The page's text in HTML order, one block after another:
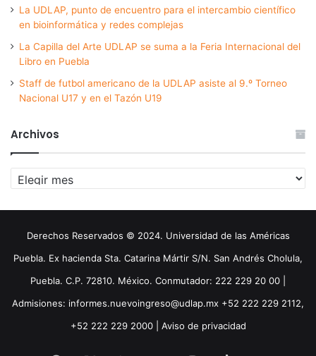
La UDLAP, punto de encuentro para el intercambio científico
en bioinformática y redes complejas
La Capilla del Arte UDLAP se suma a la Feria Internacional del
Libro en Puebla
Staff de futbol americano de la UDLAP asiste al 9.º Torneo
Nacional U17 y en el Tazón U19
Archivos
Archivos
Derechos Reservados © 2024. Universidad de las Américas
Puebla. Ex hacienda Sta. Catarina Mártir S/N. San Andrés Cholula,
Puebla. C.P. 72810. México. Conmutador: 222 229 20 00 |
Admisiones: informes.nuevoingreso@udlap.mx +52 222 229 2112,
+52 222 229 2000 | Aviso de privacidad